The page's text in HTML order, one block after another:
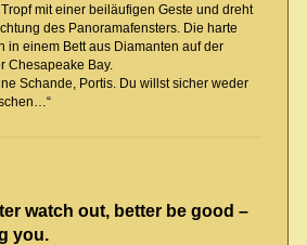
mit einer beiläufigen Geste und dreht
des Panoramafensters. Die harte
in einem Bett aus Diamanten auf der
Chesapeake Bay.
Schande, Portis. Du willst sicher weder
watch out, better be good –
you.